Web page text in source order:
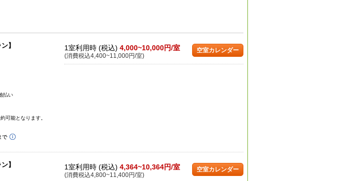
】
払い
可能となります。
1室利用時 (税込) 4,000~10,000円/室
(消費税込4,400~11,000円/室)
空室カレンダー
】 1室利用時 (税込) 4,364~10,364円/室
(消費税込4,800~11,400円/室)
空室カレンダー